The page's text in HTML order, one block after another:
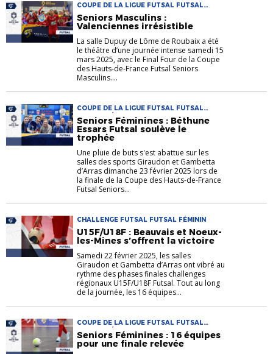
COUPE DE LA LIGUE FUTSAL FUTSAL
SENIORS
Seniors Masculins :
Valenciennes irrésistible
La salle Dupuy de Lôme de Roubaix a été
le théâtre d’une journée intense samedi 15
mars 2025, avec le Final Four de la Coupe
des Hauts-de-France Futsal Seniors
Masculins....
COUPE DE LA LIGUE FUTSAL FUTSAL
FUTSAL FÉMININ
Seniors Féminines : Béthune
Essars Futsal soulève le
trophée
Une pluie de buts s'est abattue sur les
salles des sports Giraudon et Gambetta
d’Arras dimanche 23 février 2025 lors de
la finale de la Coupe des Hauts-de-France
Futsal Seniors...
CHALLENGE FUTSAL FUTSAL FÉMININ
U15F/U18F : Beauvais et Noeux-
les-Mines s’offrent la victoire
Samedi 22 février 2025, les salles
Giraudon et Gambetta d’Arras ont vibré au
rythme des phases finales challenges
régionaux U15F/U18F Futsal. Tout au long
de la journée, les 16 équipes...
COUPE DE LA LIGUE FUTSAL FUTSAL
FUTSAL FÉMININ
Seniors Féminines : 16 équipes
pour une finale relevée